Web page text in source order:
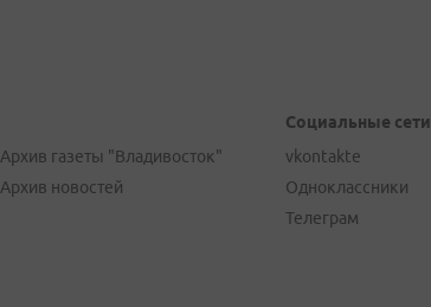
Архив газеты "Владивосток"
Архив новостей
Социальные сети
vkontakte
Одноклассники
Телеграм